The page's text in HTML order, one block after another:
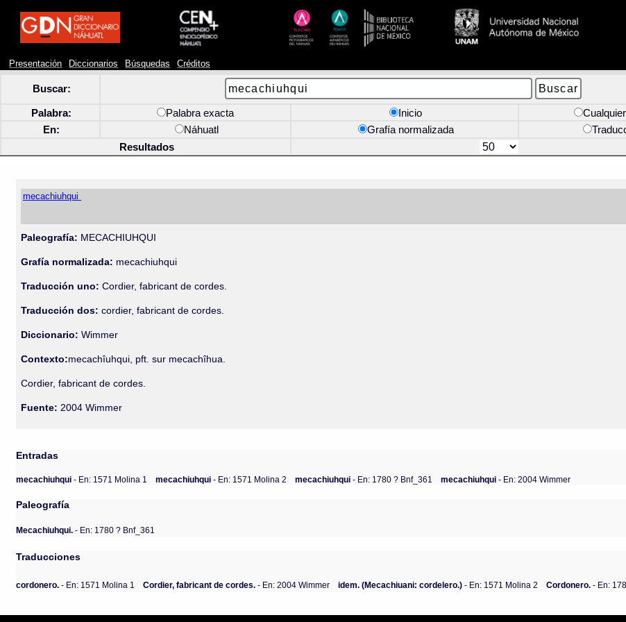
Presentación Diccionarios Búsquedas Créditos
Buscar:
Palabra: Palabra exacta Inicio
En:
Náhuatl Grafía normalizada
Resultados
mecachiuhqui
Paleografía: MECACHIUHQUI
Grafía normalizada: mecachiuhqui
Traducción uno: Cordier, fabricant de cordes.
Traducción dos: cordier, fabricant de cordes.
Diccionario:Wimmer
Contexto:mecachîuhqui, pft. sur mecachîhua.
Cordier, fabricant de cordes.
Fuente: 2004 Wimmer
Entradas
mecachiuhqui- En: 1571 Molina 1 mecachiuhqui- En: 1571 Molina 2 mecachiuhqui- En: 1780 ? Bnf_361 mecachiuhqui- En: 2004 Wimmer
Paleografía
Mecachiuhqui. - En: 1780 ? Bnf_361
Traducciones
cordonero. - En: 1571 Molina 1 Cordier, fabricant de cordes. - En: 2004 Wimmer idem. (Mecachiuani: cordelero.) - En: 1571 Molina 2 Cordonero. - En: